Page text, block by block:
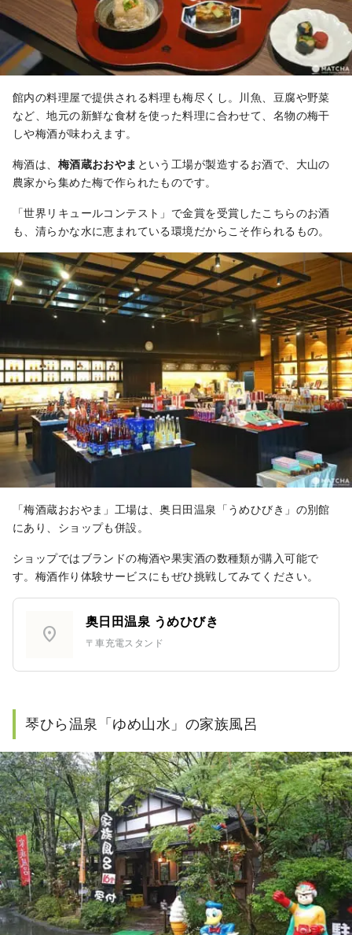
館内の料理屋で提供される料理も梅尽くし。川魚、豆腐や野菜
など、地元の新鮮な食材を使った料理に合わせて、名物の梅干
しや梅酒が味わえます。
梅酒は、 梅酒蔵おおやま という工場が製造するお酒で、大山の
農家から集めた梅で作られたものです。
「世界リキュールコンテスト」で金賞を受賞したこちらのお酒
も、清らかな水に恵まれている環境だからこそ作られるもの。
「梅酒蔵おおやま」工場は、奥日田温泉「うめひびき」の別館
にあり、ショップも併設。
ショップではブランドの梅酒や果実酒の数種類が購入可能で
す。梅酒作り体験サービスにもぜひ挑戦してみてください。
location_on
奥日田温泉 うめひびき
〒車充電スタンド
琴ひら温泉「ゆめ山水」の家族風呂